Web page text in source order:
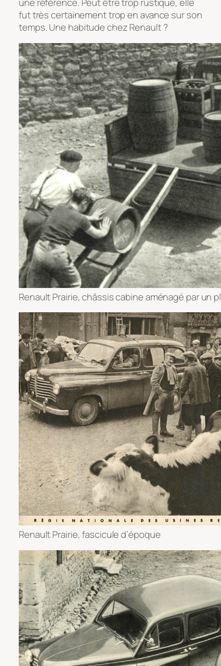
une référence. Peut être trop rustique, elle
fut très certainement trop en avance sur son
temps. Une habitude chez Renault ?
Renault Prairie, châssis cabine aménagé par un
Renault Prairie, fascicule d’époque